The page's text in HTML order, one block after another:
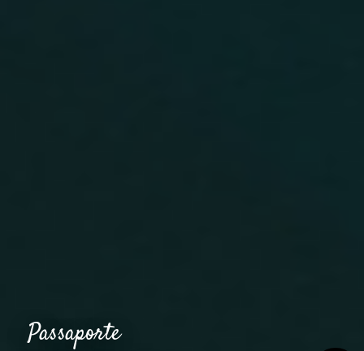
Passaporte